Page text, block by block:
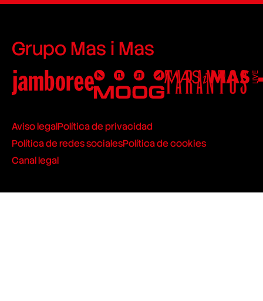
Grupo Mas i Mas
Aviso legalPolítica de privacidad
Política de redes socialesPolítica de cookies
Canal legal